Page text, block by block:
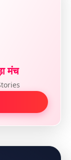
मंच